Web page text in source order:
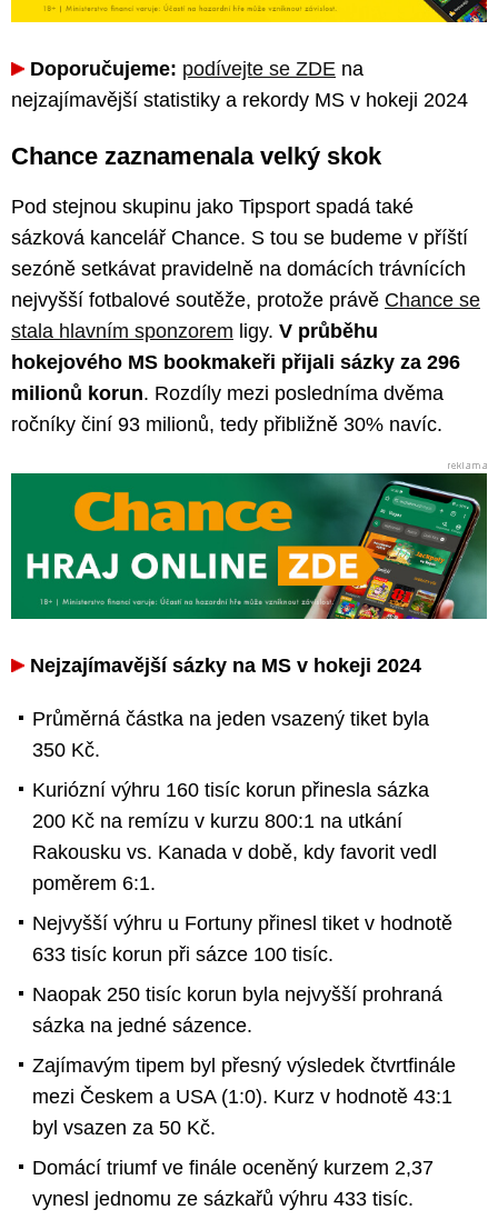
Doporučujeme: podívejte se ZDE na
nejzajímavější statistiky a rekordy MS v hokeji 2024
Chance zaznamenala velký skok
Pod stejnou skupinu jako Tipsport spadá také
sázková kancelář Chance. S tou se budeme v příští
sezóně setkávat pravidelně na domácích trávnících
nejvyšší fotbalové soutěže, protože právě Chance se
stala hlavním sponzorem ligy. V průběhu
hokejového MS bookmakeři přijali sázky za 296
milionů korun. Rozdíly mezi posledníma dvěma
ročníky činí 93 milionů, tedy přibližně 30% navíc.
Nejzajímavější sázky na MS v hokeji 2024
Průměrná částka na jeden vsazený tiket byla
350 Kč.
Kuriózní výhru 160 tisíc korun přinesla sázka
200 Kč na remízu v kurzu 800:1 na utkání
Rakousku vs. Kanada v době, kdy favorit vedl
poměrem 6:1.
Nejvyšší výhru u Fortuny přinesl tiket v hodnotě
633 tisíc korun při sázce 100 tisíc.
Naopak 250 tisíc korun byla nejvyšší prohraná
sázka na jedné sázence.
Zajímavým tipem byl přesný výsledek čtvrtfinále
mezi Českem a USA (1:0). Kurz v hodnotě 43:1
byl vsazen za 50 Kč.
Domácí triumf ve finále oceněný kurzem 2,37
vynesl jednomu ze sázkařů výhru 433 tisíc.